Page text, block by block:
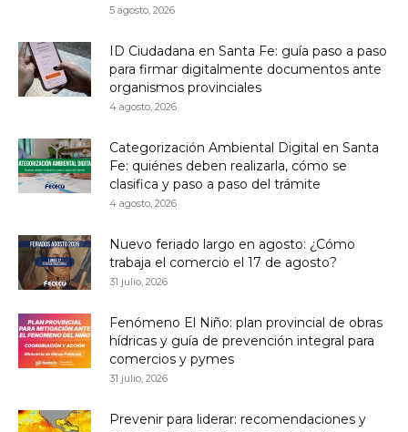
5 agosto, 2026
ID Ciudadana en Santa Fe: guía paso a paso
para firmar digitalmente documentos ante
organismos provinciales
4 agosto, 2026
Categorización Ambiental Digital en Santa
Fe: quiénes deben realizarla, cómo se
clasifica y paso a paso del trámite
4 agosto, 2026
Nuevo feriado largo en agosto: ¿Cómo
trabaja el comercio el 17 de agosto?
31 julio, 2026
Fenómeno El Niño: plan provincial de obras
hídricas y guía de prevención integral para
comercios y pymes
31 julio, 2026
Prevenir para liderar: recomendaciones y